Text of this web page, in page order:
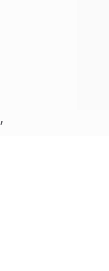
,